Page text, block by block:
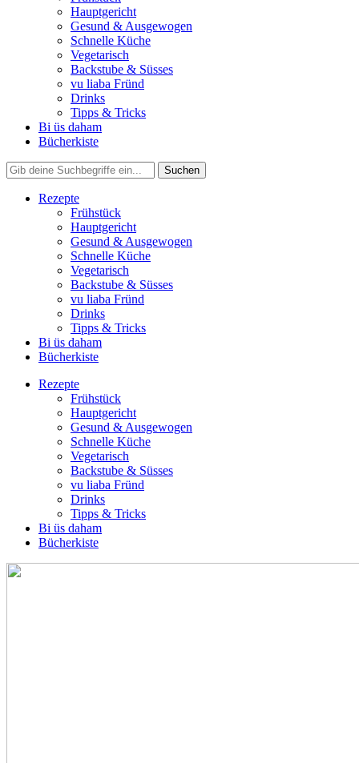
Hauptgericht
Gesund & Ausgewogen
Schnelle Küche
Vegetarisch
Backstube & Süsses
vu liaba Fründ
Drinks
Tipps & Tricks
Bi üs daham
Bücherkiste
Rezepte
Frühstück
Hauptgericht
Gesund & Ausgewogen
Schnelle Küche
Vegetarisch
Backstube & Süsses
vu liaba Fründ
Drinks
Tipps & Tricks
Bi üs daham
Bücherkiste
Rezepte
Frühstück
Hauptgericht
Gesund & Ausgewogen
Schnelle Küche
Vegetarisch
Backstube & Süsses
vu liaba Fründ
Drinks
Tipps & Tricks
Bi üs daham
Bücherkiste